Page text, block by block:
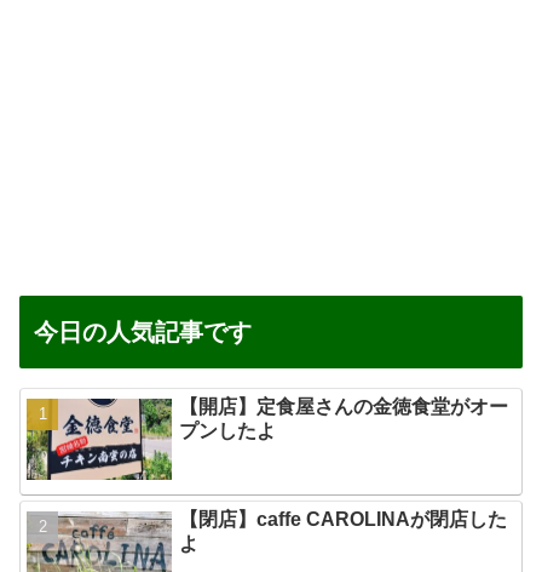
今日の人気記事です
【開店】定食屋さんの金徳食堂がオー
プンしたよ
【閉店】caffe CAROLINAが閉店した
よ